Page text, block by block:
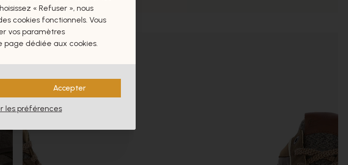
« Refuser », nous
cookies fonctionnels. Vous
vos paramètres
dédiée aux cookies.
Accepter
les préférences